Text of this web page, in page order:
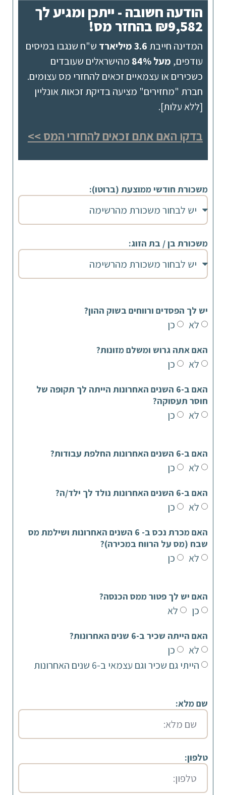
הודעה חשובה - ייתכן ומגיע לך
₪9,582 בהחזר מס!
המדינה חייבת 3.6 מיליארד
ש"ח שנגבו במיסים
עודפים, מעל 84%
מהישראלים שעובדים
כשכירים או עצמאיים זכאים להחזרי מס עצומים.
חברת "מחזירים" מציעה בדיקת זכאות אונליין
[ללא עלות].
בדקו האם אתם זכאים להחזרי המס >>
משכורת חודשי ממוצעת (ברוטו):
משכורת בן / בת הזוג:
יש לך הפסדים ורווחים בשוק ההון?
לא כן
האם אתה גרוש ומשלם מזונות?
לא כן
האם ב-6 השנים האחרונות הייתה לך תקופה של
חוסר תעסוקה?
לא כן
האם ב-6 השנים האחרונות החלפת עבודות?
לא כן
האם ב-6 השנים האחרונות נולד לך ילד/ה?
לא כן
האם מכרת נכס ב- 6 השנים האחרונות ושילמת מס
שבח (מס על הרווח במכירה)?
לא כן
האם יש לך פטור ממס הכנסה?
כן לא
האם הייתה שכיר ב-6 שנים האחרונות?
לא
כן
הייתי גם שכיר וגם עצמאי ב-6 שנים האחרונות
שם מלא:
טלפון: